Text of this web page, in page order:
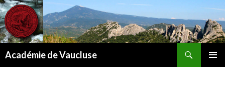
Académie de Vaucluse